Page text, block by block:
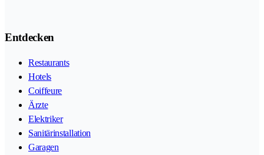
Entdecken
Restaurants
Hotels
Coiffeure
Ärzte
Elektriker
Sanitärinstallation
Garagen